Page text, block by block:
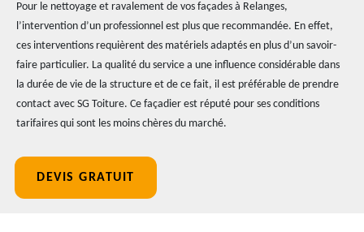
Pour le nettoyage et ravalement de vos façades à Relanges,
l’intervention d’un professionnel est plus que recommandée. En effet,
ces interventions requièrent des matériels adaptés en plus d’un savoir-
faire particulier. La qualité du service a une influence considérable dans
la durée de vie de la structure et de ce fait, il est préférable de prendre
contact avec SG Toiture. Ce façadier est réputé pour ses conditions
tarifaires qui sont les moins chères du marché.
DEVIS GRATUIT